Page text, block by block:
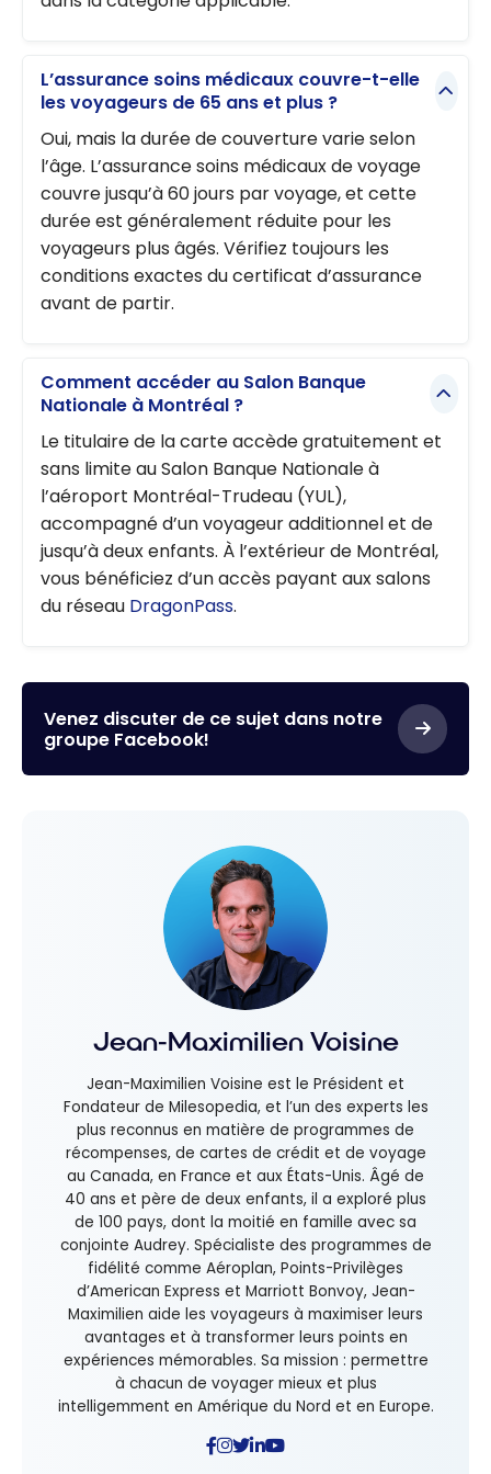
L’assurance soins médicaux couvre-t-elle
les voyageurs de 65 ans et plus ?
Oui, mais la durée de couverture varie selon
l’âge. L’assurance soins médicaux de voyage
couvre jusqu’à 60 jours par voyage, et cette
durée est généralement réduite pour les
voyageurs plus âgés. Vérifiez toujours les
conditions exactes du certificat d’assurance
avant de partir.
Comment accéder au Salon Banque
Nationale à Montréal ?
Le titulaire de la carte accède gratuitement et
sans limite au Salon Banque Nationale à
l’aéroport Montréal-Trudeau (YUL),
accompagné d’un voyageur additionnel et de
jusqu’à deux enfants. À l’extérieur de Montréal,
vous bénéficiez d’un accès payant aux salons
du réseau DragonPass.
Venez discuter de ce sujet dans notre
groupe Facebook!
Jean-Maximilien Voisine
Jean-Maximilien Voisine est le Président et
Fondateur de Milesopedia, et l’un des experts les
plus reconnus en matière de programmes de
récompenses, de cartes de crédit et de voyage
au Canada, en France et aux États-Unis. Âgé de
40 ans et père de deux enfants, il a exploré plus
de 100 pays, dont la moitié en famille avec sa
conjointe Audrey. Spécialiste des programmes de
fidélité comme Aéroplan, Points-Privilèges
d’American Express et Marriott Bonvoy, Jean-
Maximilien aide les voyageurs à maximiser leurs
avantages et à transformer leurs points en
expériences mémorables. Sa mission : permettre
à chacun de voyager mieux et plus
intelligemment en Amérique du Nord et en Europe.